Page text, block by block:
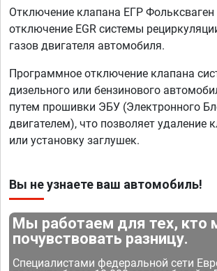
Отключение клапана ЕГР Фольксваген
отключение EGR системы
газов двигателя автомобиля.
Программное отключение клапана
дизельного или бензинового
путем прошивки ЭБУ (Электронного
двигателем), что позволяет удаление
или установку заглушек.
Вы не узнаете ваш автомобиль!
Мы работаем для тех, кто
почувствовать разницу.
Специалистами федеральной сети